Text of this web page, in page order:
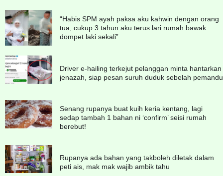
“Habis SPM ayah paksa aku kahwin dengan orang
tua, cukup 3 tahun aku terus lari rumah bawak
dompet laki sekali”
Driver e-hailing terkejut pelanggan minta hantarkan
jenazah, siap pesan suruh duduk sebelah pemandu
Senang rupanya buat kuih keria kentang, lagi
sedap tambah 1 bahan ni ‘confirm’ seisi rumah
berebut!
Rupanya ada bahan yang takboleh diletak dalam
peti ais, mak mak wajib ambik tahu